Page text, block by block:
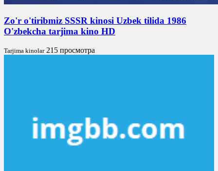
Zo'r o'tiribmiz SSSR kinosi Uzbek tilida 1986
O'zbekcha tarjima kino HD
Tarjima kinolar 215 просмотра